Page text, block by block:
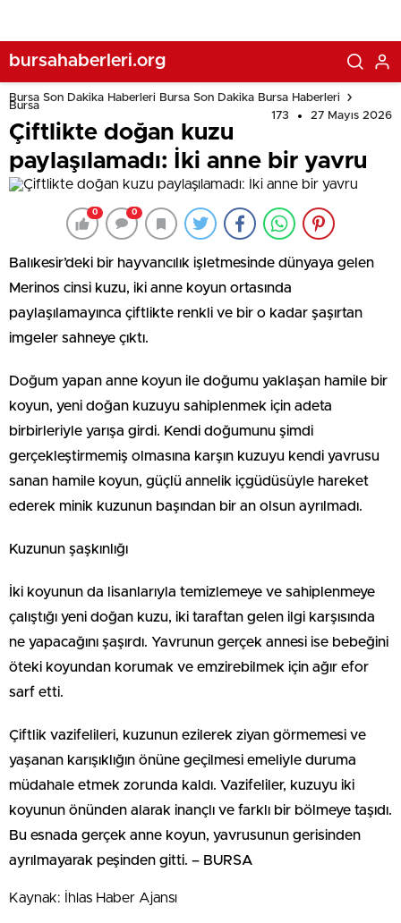
bursahaberleri.org
Bursa Son Dakika Haberleri Bursa Son Dakika Bursa Haberleri
Bursa
173
27 Mayıs 2026
Çiftlikte doğan kuzu
paylaşılamadı: İki anne bir yavru
0 0
Balıkesir’deki bir hayvancılık işletmesinde dünyaya gelen
Merinos cinsi kuzu, iki anne koyun ortasında
paylaşılamayınca çiftlikte renkli ve bir o kadar şaşırtan
imgeler sahneye çıktı.
Doğum yapan anne koyun ile doğumu yaklaşan hamile bir
koyun, yeni doğan kuzuyu sahiplenmek için adeta
birbirleriyle yarışa girdi. Kendi doğumunu şimdi
gerçekleştirmemiş olmasına karşın kuzuyu kendi yavrusu
sanan hamile koyun, güçlü annelik içgüdüsüyle hareket
ederek minik kuzunun başından bir an olsun ayrılmadı.
Kuzunun şaşkınlığı
İki koyunun da lisanlarıyla temizlemeye ve sahiplenmeye
çalıştığı yeni doğan kuzu, iki taraftan gelen ilgi karşısında
ne yapacağını şaşırdı. Yavrunun gerçek annesi ise bebeğini
öteki koyundan korumak ve emzirebilmek için ağır efor
sarf etti.
Çiftlik vazifelileri, kuzunun ezilerek ziyan görmemesi ve
yaşanan karışıklığın önüne geçilmesi emeliyle duruma
müdahale etmek zorunda kaldı. Vazifeliler, kuzuyu iki
koyunun önünden alarak inançlı ve farklı bir bölmeye taşıdı.
Bu esnada gerçek anne koyun, yavrusunun gerisinden
ayrılmayarak peşinden gitti. – BURSA
Kaynak: İhlas Haber Ajansı